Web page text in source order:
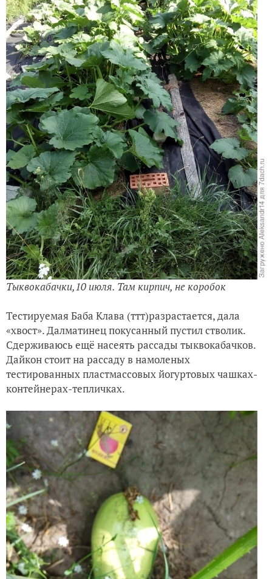
Тыквокабачки,10 июля. Там кирпич, не коробок
Тестируемая Баба Клава (ттт)разрастается, дала
«хвост». Далматинец покусанный пустил стволик.
Сдерживаюсь ещё насеять рассады тыквокабачков.
Дайкон стоит на рассаду в намоленых
тестированных пластмассовых йогуртовых чашках-
контейнерах-тепличках.